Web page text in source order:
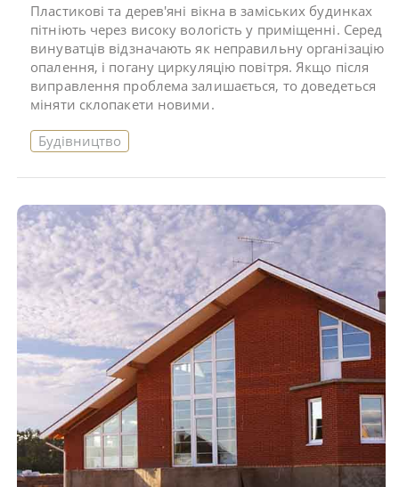
Пластикові та дерев'яні вікна в заміських будинках
пітніють через високу вологість у приміщенні. Серед
винуватців відзначають як неправильну організацію
опалення, і погану циркуляцію повітря. Якщо після
виправлення проблема залишається, то доведеться
міняти склопакети новими.
Будівництво